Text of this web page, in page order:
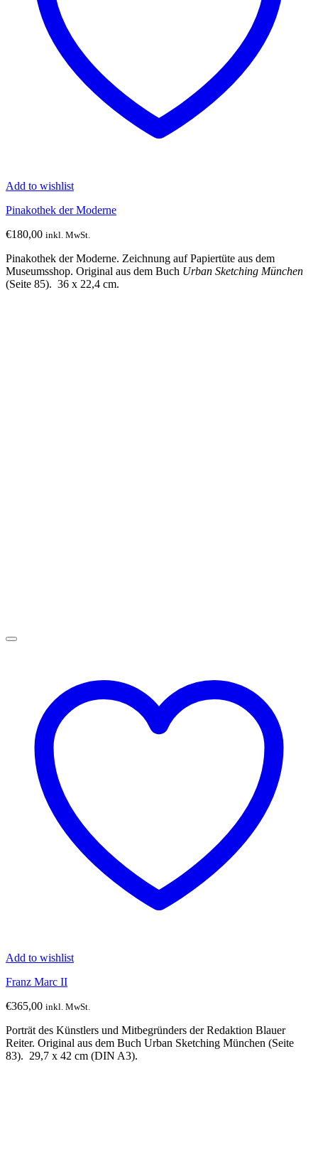
Add to wishlist
Pinakothek der Moderne
€180,00 inkl. MwSt.
Pinakothek der Moderne. Zeichnung auf Papiertüte aus dem
Museumsshop. Original aus dem Buch Urban Sketching München
(Seite 85). 36 x 22,4 cm.
Add to wishlist
Franz Marc II
€365,00 inkl. MwSt.
Porträt des Künstlers und Mitbegründers der Redaktion Blauer
Reiter. Original aus dem Buch Urban Sketching München (Seite
83). 29,7 x 42 cm (DIN A3).